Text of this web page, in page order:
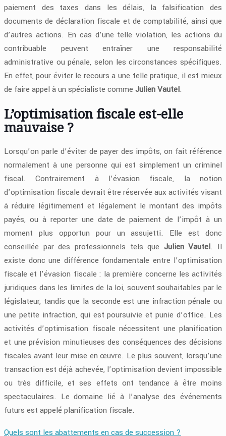
paiement des taxes dans les délais, la falsification des
documents de déclaration fiscale et de comptabilité, ainsi que
d’autres actions. En cas d’une telle violation, les actions du
contribuable peuvent entraîner une responsabilité
administrative ou pénale, selon les circonstances spécifiques.
En effet, pour éviter le recours a une telle pratique, il est mieux
de faire appel à un spécialiste comme Julien Vautel.
L’optimisation fiscale est-elle
mauvaise ?
Lorsqu’on parle d’éviter de payer des impôts, on fait référence
normalement à une personne qui est simplement un criminel
fiscal. Contrairement à l’évasion fiscale, la notion
d’optimisation fiscale devrait être réservée aux activités visant
à réduire légitimement et légalement le montant des impôts
payés, ou à reporter une date de paiement de l’impôt à un
moment plus opportun pour un assujetti. Elle est donc
conseillée par des professionnels tels que Julien Vautel. Il
existe donc une différence fondamentale entre l’optimisation
fiscale et l’évasion fiscale : la première concerne les activités
juridiques dans les limites de la loi, souvent souhaitables par le
législateur, tandis que la seconde est une infraction pénale ou
une petite infraction, qui est poursuivie et punie d’office. Les
activités d’optimisation fiscale nécessitent une planification
et une prévision minutieuses des conséquences des décisions
fiscales avant leur mise en œuvre. Le plus souvent, lorsqu’une
transaction est déjà achevée, l’optimisation devient impossible
ou très difficile, et ses effets ont tendance à être moins
spectaculaires. Le domaine lié à l’analyse des événements
futurs est appelé planification fiscale.
Quels sont les abattements en cas de succession ?